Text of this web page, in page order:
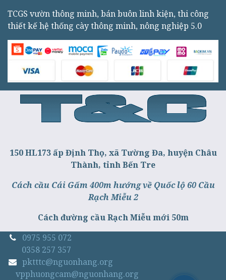
TCGS vườn thông minh, bán buôn linh kiện, thi công
thiết kế hệ thống cày thông minh, nông nghiệp 5.0
150 HL173 ấp Định Thọ, xã Tường Đa, huyện Châu
Thành, tỉnh Bến Tre
Cách cầu Cái Gấm 400m hướng về Quốc lộ 60 Cầu
Rạch Miễu 2
Cách đường cầu Rạch Miễu mới 50m
0975 955 072
0358 257 357
pktttc@nguonhang.org
vpphuongcam@nguonhang.org